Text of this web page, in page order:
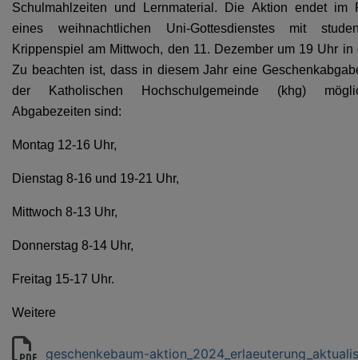
Schulmahlzeiten und Lernmaterial. Die Aktion endet im
eines weihnachtlichen Uni-Gottesdienstes mit
Krippenspiel am Mittwoch, den 11. Dezember um 19 Uhr in
Zu beachten ist, dass in diesem Jahr eine
der Katholischen Hochschulgemeinde (khg)
Abgabezeiten sind:
Montag 12-16 Uhr,
Dienstag 8-16 und 19-21 Uhr,
Mittwoch 8-13 Uhr,
Donnerstag 8-14 Uhr,
Freitag 15-17 Uhr.
Weitere
geschenkebaum-